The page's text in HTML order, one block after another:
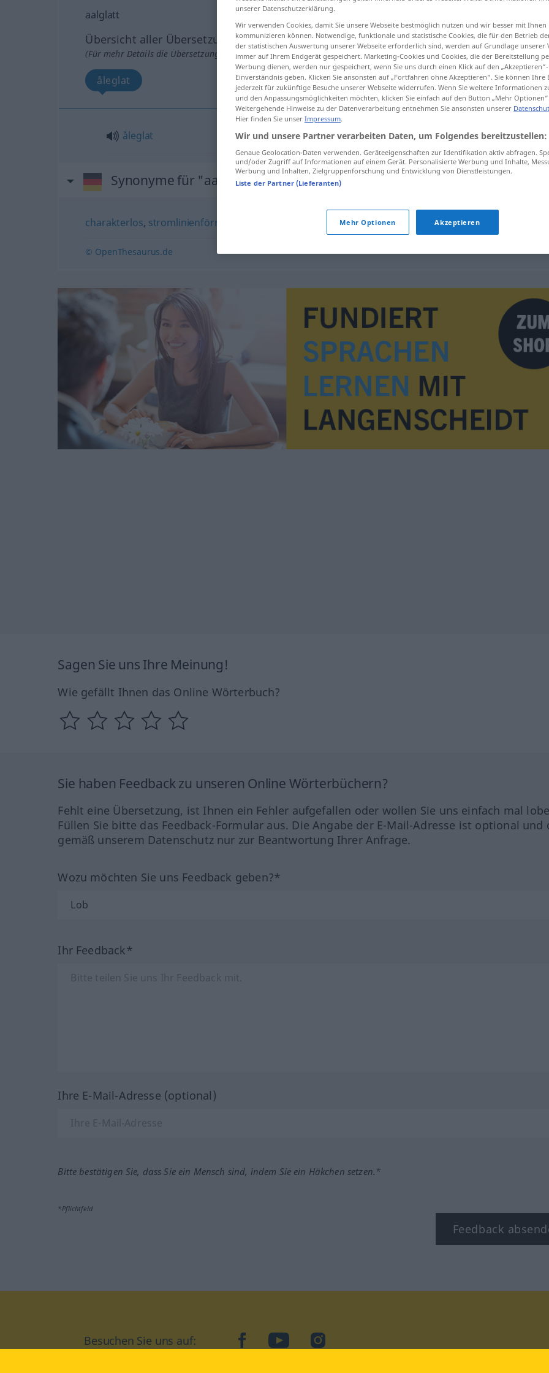
aalglatt
Übersicht aller Übersetzungen
(Für mehr Details die Übersetzung anklicken/antippen)
åleglat
åleglat aalglatt
Synonyme für "aalglatt"
charakterlos, stromlinienförmig (fig.) unkritisch
© OpenThesaurus.de
Sagen Sie uns Ihre Meinung!
Wie gefällt Ihnen das Online Wörterbuch?
Sie haben Feedback zu unseren Online Wörterbüchern?
Fehlt eine Übersetzung, ist Ihnen ein Fehler aufgefallen oder wollen Sie uns einfach mal
Füllen Sie bitte das Feedback-Formular aus. Die Angabe der E-Mail-Adresse ist optional und
gemäß unserem Datenschutz nur zur Beantwortung Ihrer Anfrage.
Wozu möchten Sie uns Feedback geben?*
Ihr Feedback*
Ihre E-Mail-Adresse (optional)
Bitte bestätigen Sie, dass Sie ein Mensch sind, indem Sie ein Häkchen setzen.*
*Pflichtfeld
Feedback
Besuchen Sie uns auf: facebookYouTubeInstagram
unserer Datenschutzerklärung.
Wir verwenden Cookies, damit Sie unsere Webseite bestmöglich nutzen und wir besser mit Ihnen
kommunizieren können. Notwendige, funktionale und statistische Cookies, die für den Betrieb
der statistischen Auswertung unserer Webseite erforderlich sind, werden auf Grundlage unserer
immer auf Ihrem Endgerät gespeichert. Marketing-Cookies und Cookies, die der Bereitstellung
Werbung dienen, werden nur gespeichert, wenn Sie uns durch einen Klick auf den
Einverständnis geben. Klicken Sie ansonsten auf „Fortfahren ohne Akzeptieren“. Sie können
jederzeit für zukünftige Besuche unserer Webseite widerrufen. Wenn Sie weitere Informationen
und den Anpassungsmöglichkeiten möchten, klicken Sie einfach auf den Button „Mehr
Weitergehende Hinweise zu der Datenverarbeitung entnehmen Sie ansonsten unserer
Hier finden Sie unser Impressum.
Wir und unsere Partner verarbeiten Daten, um Folgendes bereitzustellen:
Genaue Geolocation-Daten verwenden. Geräteeigenschaften zur Identifikation aktiv abfragen.
und/oder Zugriff auf Informationen auf einem Gerät. Personalisierte Werbung und Inhalte,
Werbung und Inhalten, Zielgruppenforschung und Entwicklung von Dienstleistungen.
Liste der Partner (Lieferanten)
Mehr Optionen Akzeptieren